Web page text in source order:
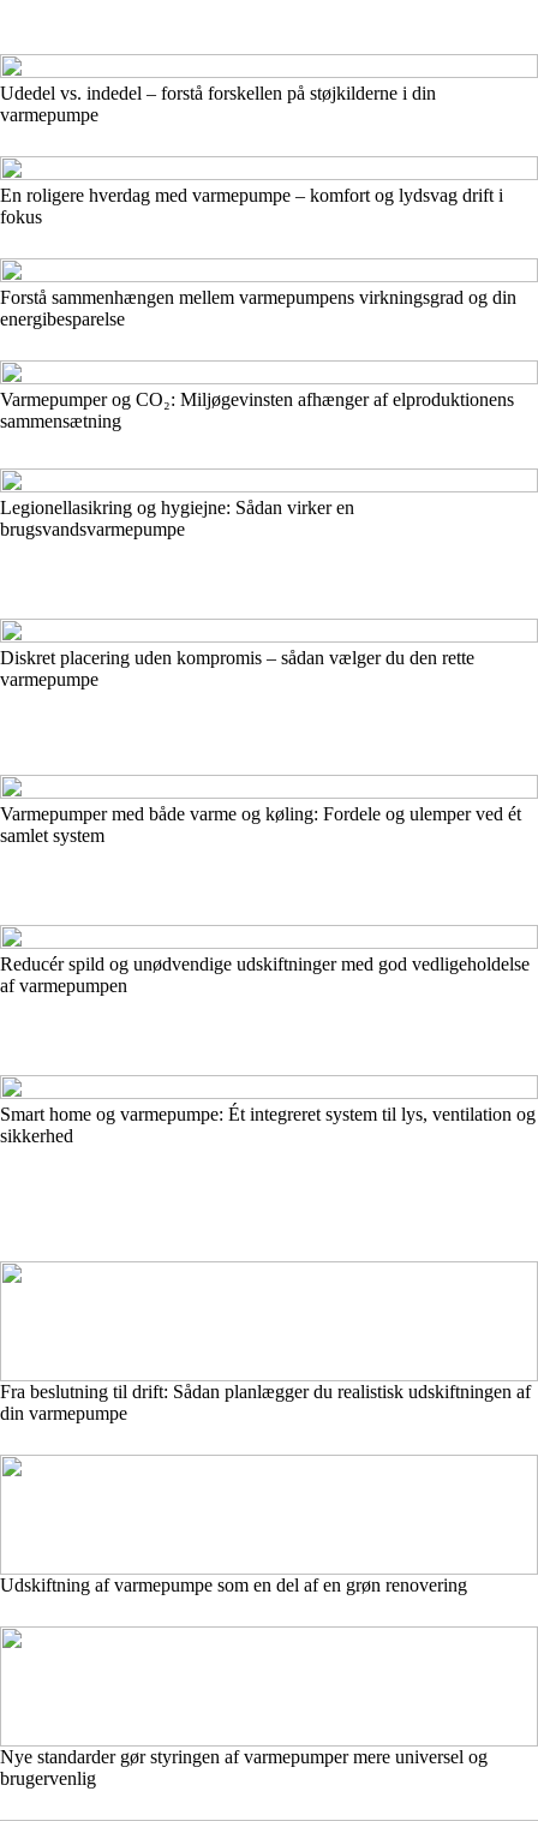
Udedel vs. indedel – forstå forskellen på støjkilderne i din
varmepumpe
En roligere hverdag med varmepumpe – komfort og lydsvag drift i
fokus
Forstå sammenhængen mellem varmepumpens virkningsgrad og din
energibesparelse
Varmepumper og CO₂: Miljøgevinsten afhænger af elproduktionens
sammensætning
Legionellasikring og hygiejne: Sådan virker en
brugsvandsvarmepumpe
Diskret placering uden kompromis – sådan vælger du den rette
varmepumpe
Varmepumper med både varme og køling: Fordele og ulemper ved ét
samlet system
Reducér spild og unødvendige udskiftninger med god vedligeholdelse
af varmepumpen
Smart home og varmepumpe: Ét integreret system til lys, ventilation og
sikkerhed
Fra beslutning til drift: Sådan planlægger du realistisk udskiftningen af
din varmepumpe
Udskiftning af varmepumpe som en del af en grøn renovering
Nye standarder gør styringen af varmepumper mere universel og
brugervenlig